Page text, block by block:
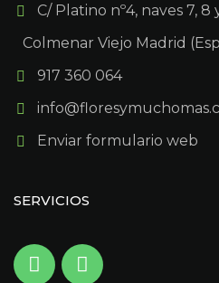
C/ Platino nº4, naves 7, 8
Colmenar Viejo Madrid
917 360 064
Enviar formulario web
SERVICIOS